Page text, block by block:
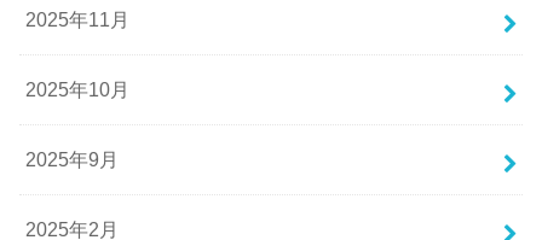
2025年11月
2025年10月
2025年9月
2025年2月